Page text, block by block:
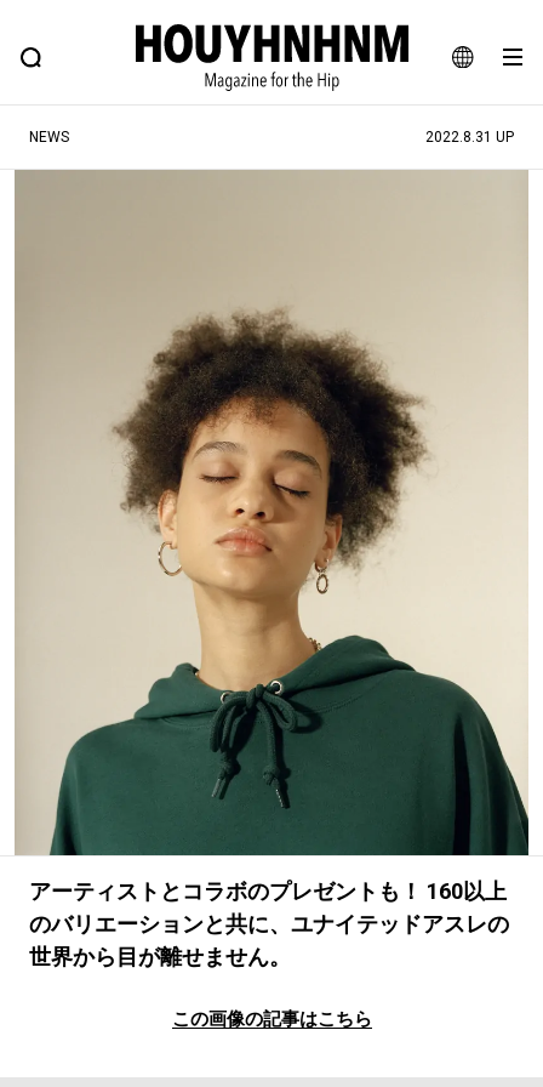
JA
EN
FEATURE BLOG SNAP
ヒップなファッション、カルチャー、ライフスタイルWEBマガジン
#ESSENTIAL DESIGNS #古着サミット
#NEW VINTAGE #マイナーグッド図鑑
#路地裏てぃーん。 #MONTHLY JOURNAL
#GH 銘品の所以 #フイナムのYouTube
#Commune H #FOCUS IT #AH.H
#ととけん #FASHION #MUSIC #MOVIE
#LIFESTYLE #SNEAKER #OUTDOOR
#HANDSOME HANDBOOK
NEWS 2022.8.31 UP
アーティストとコラボのプレゼントも！ 160以上
のバリエーションと共に、ユナイテッドアスレの
世界から目が離せません。
この画像の記事はこちら